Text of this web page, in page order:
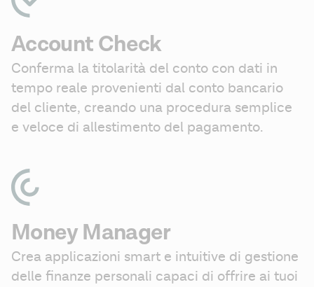
Account Check
Conferma la titolarità del conto con dati in
tempo reale provenienti dal conto bancario
del cliente, creando una procedura semplice
e veloce di allestimento del pagamento.
Money Manager
Crea applicazioni smart e intuitive di gestione
delle finanze personali capaci di offrire ai tuoi